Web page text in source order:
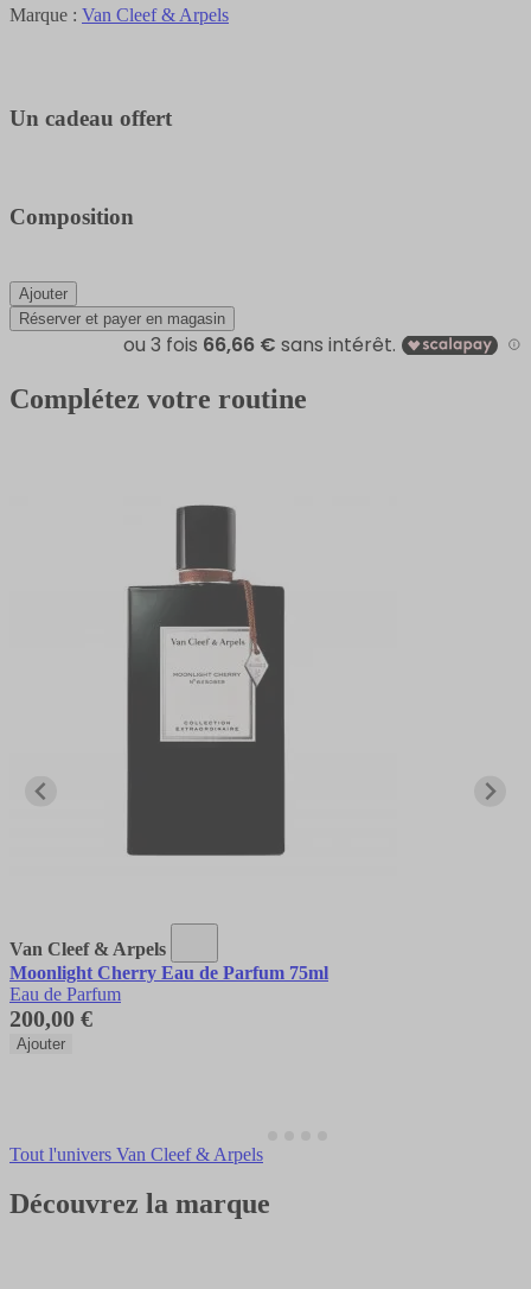
Marque : Van Cleef & Arpels
Un cadeau offert
Composition
Ajouter
Réserver et payer en magasin
Complétez votre routine
Van Cleef & Arpels
Moonlight Cherry Eau de Parfum 75ml
Eau de Parfum
200,00 €
Ajouter
Tout l'univers Van Cleef & Arpels
Découvrez la marque